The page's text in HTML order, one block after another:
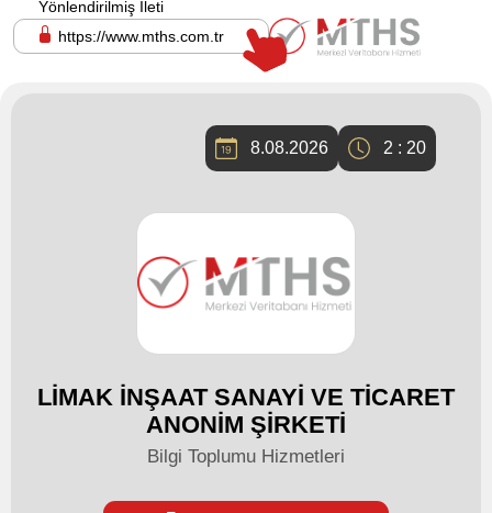
https://www.mths.com.tr
Yönlendirilmiş İleti
8.08.2026 2 : 20
LİMAK İNŞAAT SANAYİ VE TİCARET
ANONİM ŞİRKETİ
Bilgi Toplumu Hizmetleri